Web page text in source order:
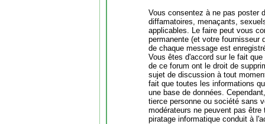
Vous consentez à ne pas poster
diffamatoires, menaçants,
applicables. Le faire peut vous
permanente (et votre fournisseur
de chaque message est
Vous êtes d'accord sur le fait
de ce forum ont le droit de
sujet de discussion à tout
fait que toutes les informations
une base de données.
tierce personne ou société sans
modérateurs ne peuvent pas
piratage informatique conduit à